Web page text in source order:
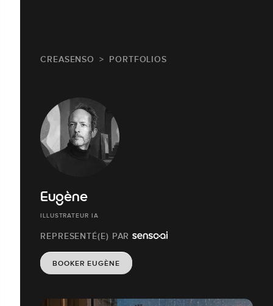
CREASENSO PORTFOLIOS
Eugène
ILLUSTRATEUR IA
REPRESENTÉ(E) PAR
BOOKER EUGÈNE